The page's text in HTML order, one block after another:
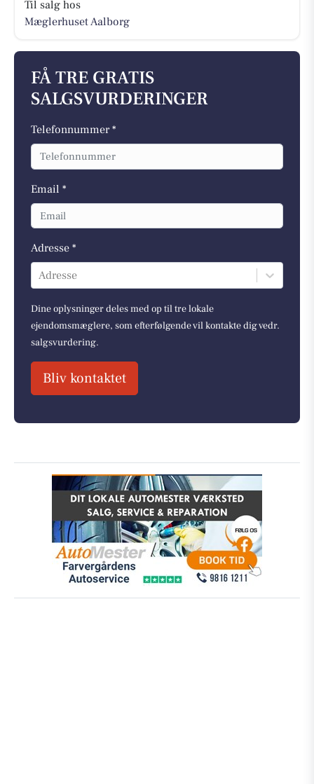
Til salg hos
Mæglerhuset Aalborg
FÅ TRE GRATIS
SALGSVURDERINGER
Telefonnummer *
Email *
Adresse *
Adresse
Dine oplysninger deles med op til tre lokale
ejendomsmæglere, som efterfølgende vil kontakte dig vedr.
salgsvurdering.
Bliv kontaktet